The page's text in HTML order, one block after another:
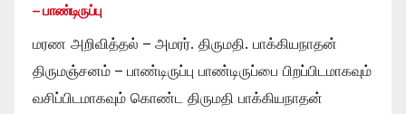
– பாண்டிருப்பு
மரண அறிவித்தல் – அமரர். திருமதி. பாக்கியநாதன்
திருமஞ்சனம் – பாண்டிருப்பு பாண்டிருப்பை பிறப்பிடமாகவும்
வசிப்பிடமாகவும் கொண்ட திருமதி பாக்கியநாதன்